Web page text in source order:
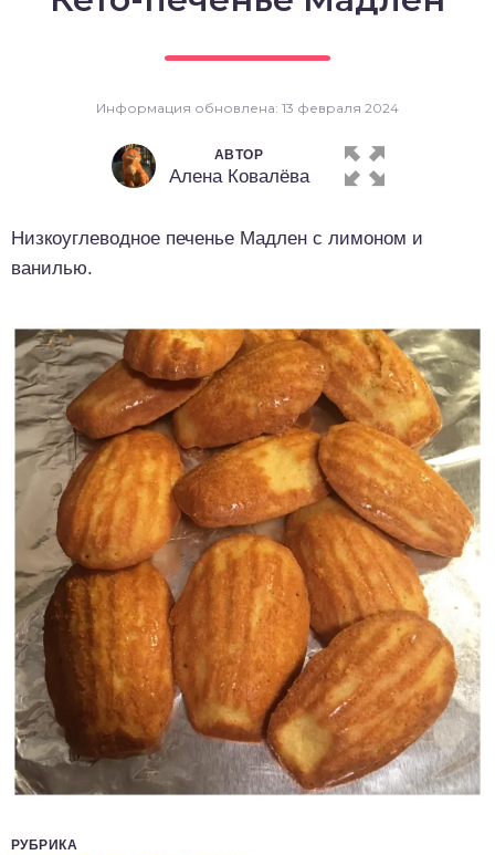
Информация обновлена: 13 февраля 2024
АВТОР
Алена Ковалёва
Низкоуглеводное печенье Мадлен с лимоном и
ванилью.
РУБРИКА